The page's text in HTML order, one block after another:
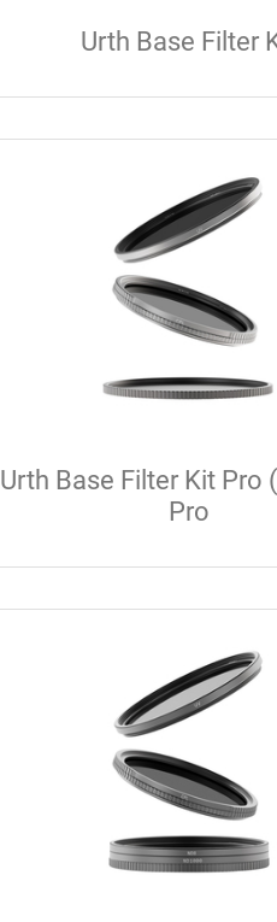
Urth Base Filter
Urth Base Filter Kit Pro
Pro